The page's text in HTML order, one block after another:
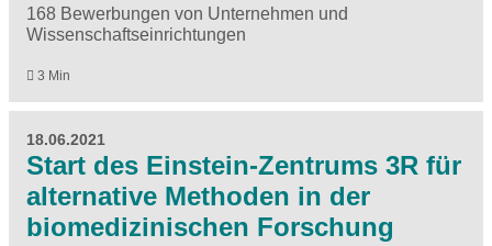
168 Bewerbungen von Unternehmen und
Wissenschaftseinrichtungen
3 Min
18.06.2021
Start des Einstein-Zentrums 3R für
alternative Methoden in der
biomedizinischen Forschung